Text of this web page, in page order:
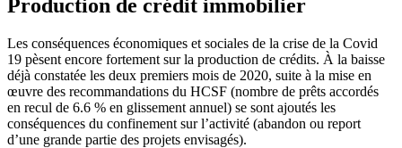
Production de crédit immobilier
Les conséquences économiques et sociales de la crise de la Covid
19 pèsent encore fortement sur la production de crédits. À la baisse
déjà constatée les deux premiers mois de 2020, suite à la mise en
œuvre des recommandations du HCSF (nombre de prêts accordés
en recul de 6.6 % en glissement annuel) se sont ajoutés les
conséquences du confinement sur l’activité (abandon ou report
d’une grande partie des projets envisagés).